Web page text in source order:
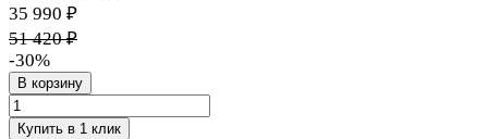
35 990 ₽
51 420 ₽
-30%
В корзину
Купить в 1 клик